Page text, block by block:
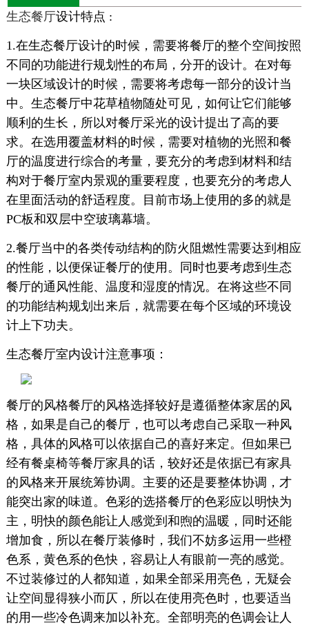
生态餐厅设计特点 :
1.在生态餐厅设计的时候，需要将餐厅的整个空间按照
不同的功能进行规划性的布局，分开的设计。在对每
一块区域设计的时候，需要将考虑每一部分的设计当
中。生态餐厅中花草植物随处可见，如何让它们能够
顺利的生长，所以对餐厅采光的设计提出了高的要
求。在选用覆盖材料的时候，需要对植物的光照和餐
厅的温度进行综合的考量，要充分的考虑到材料和结
构对于餐厅室内景观的重要程度，也要充分的考虑人
在里面活动的舒适程度。目前市场上使用的多的就是
PC板和双层中空玻璃幕墙。
2.餐厅当中的各类传动结构的防火阻燃性需要达到相应
的性能，以便保证餐厅的使用。同时也要考虑到生态
餐厅的通风性能、温度和湿度的情况。在将这些不同
的功能结构规划出来后，就需要在每个区域的环境设
计上下功夫。
生态餐厅室内设计注意事项：
餐厅的风格餐厅的风格选择较好是遵循整体家居的风
格，如果是自己的餐厅，也可以考虑自己采取一种风
格，具体的风格可以依据自己的喜好来定。但如果已
经有餐桌椅等餐厅家具的话，较好还是依据已有家具
的风格来开展统筹协调。主要的还是要整体协调，才
能突出家的味道。色彩的选搭餐厅的色彩应以明快为
主，明快的颜色能让人感觉到和煦的温暖，同时还能
增加食，所以在餐厅装修时，我们不妨多运用一些橙
色系，黄色系的色快，容易让人有眼前一亮的感觉。
不过装修过的人都知道，如果全部采用亮色，无疑会
让空间显得狭小而仄，所以在使用亮色时，也要适当
的用一些冷色调来加以补充。全部明亮的色调会让人